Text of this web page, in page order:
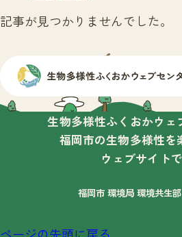
記事が見つかりませんでした。
生物多様性ふくおかウェ
福岡市の生物多様性を
ウェブサイトで
福岡市 環境局 環境共生